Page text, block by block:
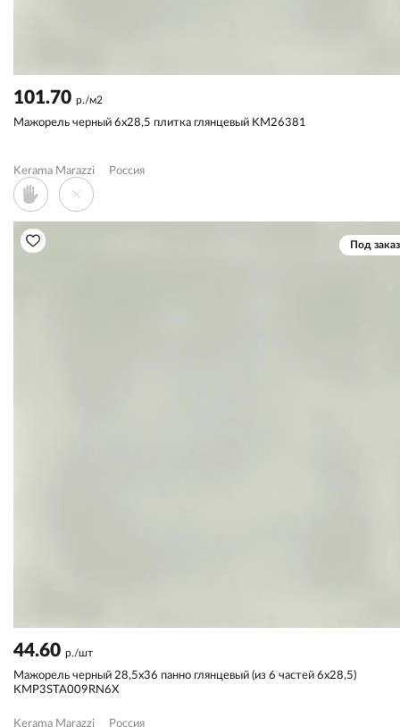
101.70 р./м2
Мажорель черный 6x28,5 плитка глянцевый KM26381
Kerama Marazzi Россия
Под заказ
44.60 р./шт
Мажорель черный 28,5x36 панно глянцевый (из 6 частей 6х28,5)
KMP3STA009RN6X
Kerama Marazzi Россия